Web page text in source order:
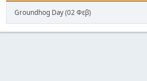
Groundhog Day (02 Φεβ)